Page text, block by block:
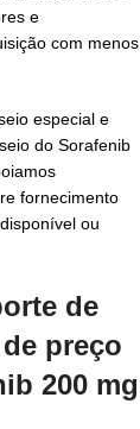
e
com menos
especial e
do Sorafenib
fornecimento
ou
de
preço
200 mg